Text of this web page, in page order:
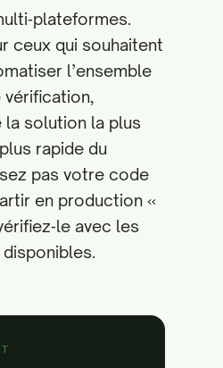
ceux qui souhaitent
l’ensemble
solution la plus
rapide du
pas votre code
en production «
avec les